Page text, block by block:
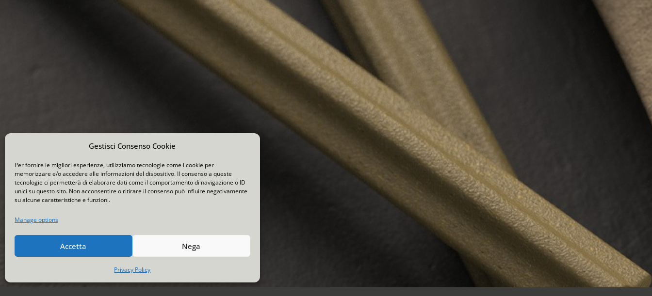
Gestisci Consenso Cookie
Per fornire le migliori esperienze, utilizziamo tecnologie come i cookie per
memorizzare e/o accedere alle informazioni del dispositivo. Il consenso a queste
tecnologie ci permetterà di elaborare dati come il comportamento di navigazione o ID
unici su questo sito. Non acconsentire o ritirare il consenso può influire negativamente
su alcune caratteristiche e funzioni.
Manage options
Accetta Nega
Privacy Policy